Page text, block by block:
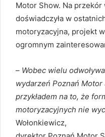
Motor Show. Na
doświadczyła w
motoryzacyjna, projekt
ogromnym
– Wobec wielu
wydarzeń Poznań
przykładem na to, że
motoryzacyjnych nie
Wołonkiewicz,